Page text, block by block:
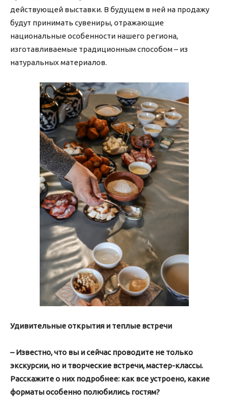
действующей выставки. В будущем в ней на продажу
будут принимать сувениры, отражающие
национальные особенности нашего региона,
изготавливаемые традиционным способом – из
натуральных материалов.
Удивительные открытия и теплые встречи
– Известно, что вы и сейчас проводите не только
экскурсии, но и творческие встречи, мастер-классы.
Расскажите о них подробнее: как все устроено, какие
форматы особенно полюбились гостям?